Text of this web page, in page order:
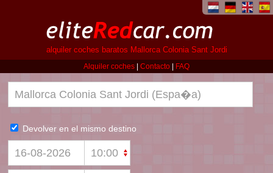
alquiler coches baratos Mallorca Colonia Sant Jordi
Alquiler coches
Contacto FAQ
Devolver en el mismo destino